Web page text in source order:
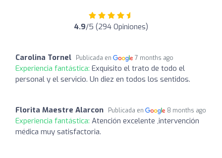
4.9/5 (294 Opiniones)
Carolina Tornel Publicada en 7 months ago
Experiencia fantástica: Exquisito el trato de todo el
personal y el servicio. Un diez en todos los sentidos.
Florita Maestre Alarcon Publicada en 8 months ago
Experiencia fantástica: Atención excelente ,intervención
médica muy satisfactoria.